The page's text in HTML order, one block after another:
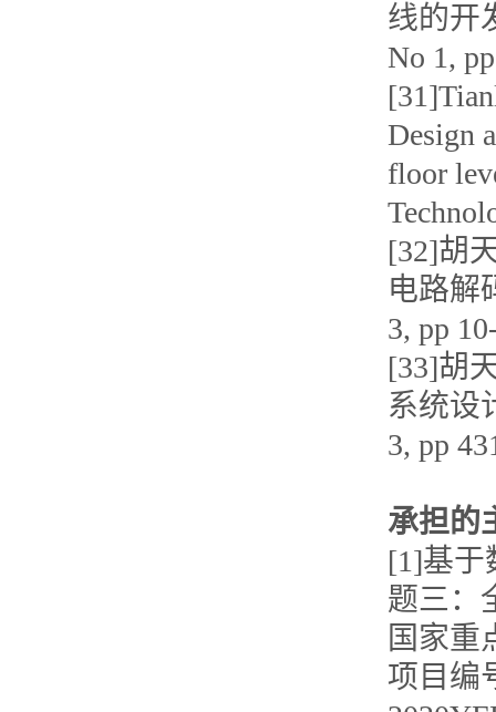
线的开
No 1,
Design
floor
[32]胡
电路解
3, pp
[33]胡
系统设
3, pp
承担的
[1]基于
题三：
国家重
项目编